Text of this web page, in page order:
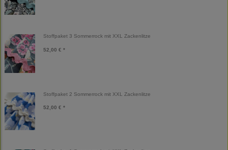
Stoffpaket 3 Sommerrock mit XXL Zackenlitze
52,00 € *
Stoffpaket 2 Sommerrock mit XXL Zackenlitze
52,00 € *